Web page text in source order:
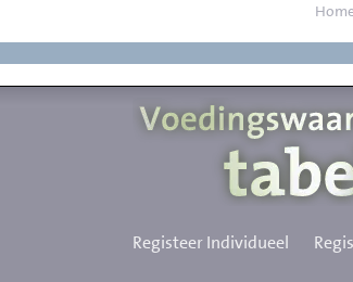
Registeer Individueel